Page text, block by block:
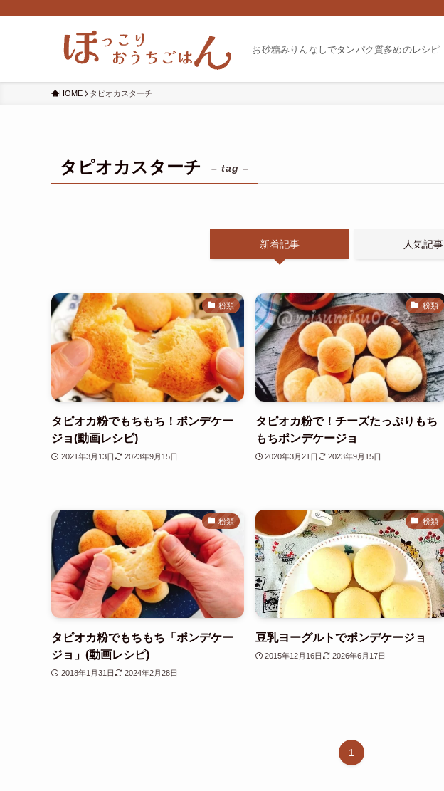
お砂糖みりんなしでタンパク質多めのレシピ
HOME タピオカスターチ
タピオカスターチ – tag –
新着記事 人気記事
粉類
タピオカ粉でもちもち！ポンデケー
ジョ(動画レシピ)
2021年3月13日 2023年9月15日
粉類
タピオカ粉で！チーズたっぷりもち
もちポンデケージョ
2020年3月21日 2023年9月15日
粉類
タピオカ粉でもちもち「ポンデケー
ジョ」(動画レシピ)
2018年1月31日 2024年2月28日
粉類
豆乳ヨーグルトでポンデケージョ
2015年12月16日 2026年6月17日
1